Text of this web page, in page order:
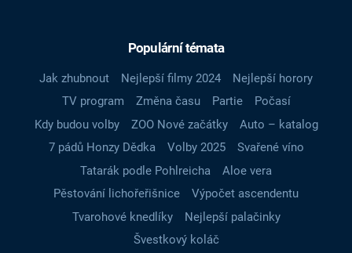
Populární témata
Jak zhubnout Nejlepší filmy 2024
Nejlepší horory
TV program
Změna času Partie
Počasí
Kdy budou volby
ZOO Nové začátky
Auto – katalog
7 pádů Honzy Dědka
Volby 2025
Svařené víno
Tatarák podle Pohlreicha
Aloe vera
Pěstování lichořeřišnice
Výpočet ascendentu
Tvarohové knedlíky
Nejlepší palačinky
Švestkový koláč